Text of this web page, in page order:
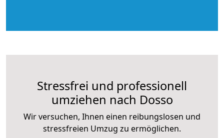
Stressfrei und professionell
umziehen nach Dosso
Wir versuchen, Ihnen einen reibungslosen und
stressfreien Umzug zu ermöglichen.